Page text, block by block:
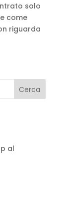
solo
come
riguarda
al